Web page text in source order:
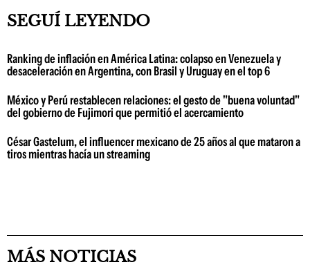
SEGUÍ LEYENDO
Ranking de inflación en América Latina: colapso en Venezuela y
desaceleración en Argentina, con Brasil y Uruguay en el top 6
México y Perú restablecen relaciones: el gesto de "buena voluntad"
del gobierno de Fujimori que permitió el acercamiento
César Gastelum, el influencer mexicano de 25 años al que mataron a
tiros mientras hacía un streaming
MÁS NOTICIAS